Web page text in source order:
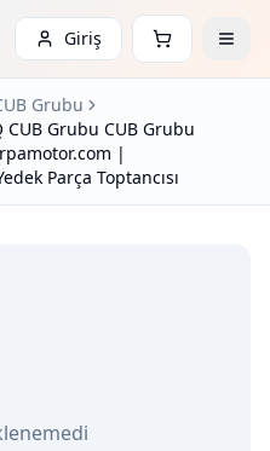
Giriş
Grubu
CUB Grubu CUB Grubu
|
Parça Toptancısı